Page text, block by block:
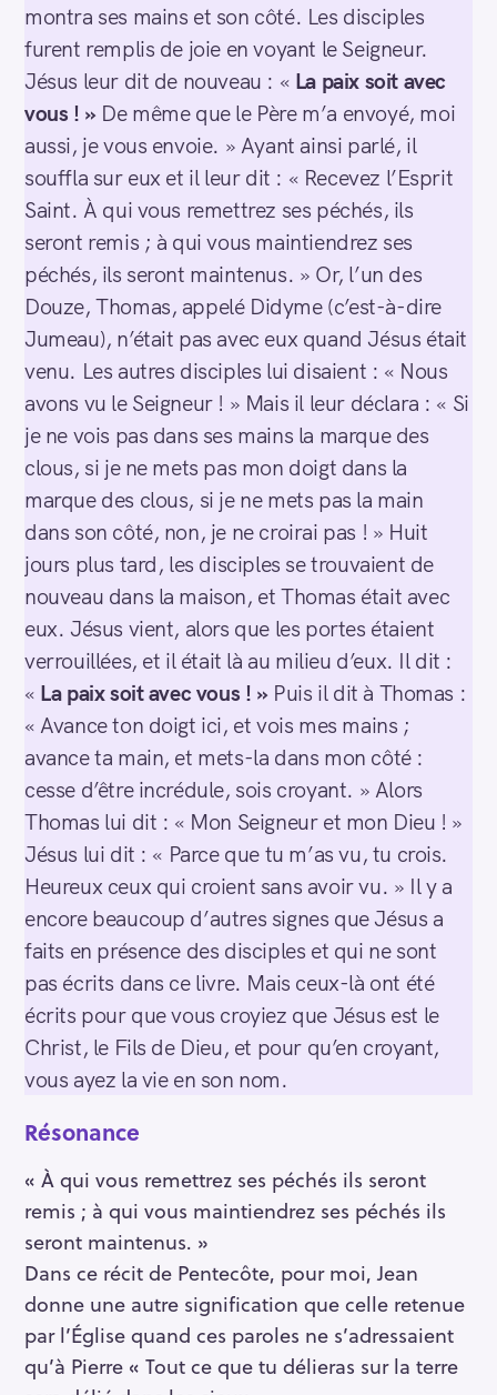
montra ses mains et son côté. Les disciples
furent remplis de joie en voyant le Seigneur.
Jésus leur dit de nouveau : « La paix soit avec
vous ! »De même que le Père m’a envoyé, moi
aussi, je vous envoie. » Ayant ainsi parlé, il
souffla sur eux et il leur dit : « Recevez l’Esprit
Saint. À qui vous remettrez ses péchés, ils
seront remis ; à qui vous maintiendrez ses
péchés, ils seront maintenus. » Or, l’un des
Douze, Thomas, appelé Didyme (c’est-à-dire
Jumeau), n’était pas avec eux quand Jésus était
venu. Les autres disciples lui disaient : « Nous
avons vu le Seigneur ! » Mais il leur déclara : « Si
je ne vois pas dans ses mains la marque des
clous, si je ne mets pas mon doigt dans la
marque des clous, si je ne mets pas la main
dans son côté, non, je ne croirai pas ! » Huit
jours plus tard, les disciples se trouvaient de
nouveau dans la maison, et Thomas était avec
eux. Jésus vient, alors que les portes étaient
verrouillées, et il était là au milieu d’eux. Il dit :
« La paix soit avec vous ! »Puis il dit à Thomas :
« Avance ton doigt ici, et vois mes mains ;
avance ta main, et mets-la dans mon côté :
cesse d’être incrédule, sois croyant. » Alors
Thomas lui dit : « Mon Seigneur et mon Dieu ! »
Jésus lui dit : « Parce que tu m’as vu, tu crois.
Heureux ceux qui croient sans avoir vu. » Il y a
encore beaucoup d’autres signes que Jésus a
faits en présence des disciples et qui ne sont
pas écrits dans ce livre. Mais ceux-là ont été
écrits pour que vous croyiez que Jésus est le
Christ, le Fils de Dieu, et pour qu’en croyant,
vous ayez la vie en son nom.
Résonance
« À qui vous remettrez ses péchés ils seront
remis ; à qui vous maintiendrez ses péchés ils
seront maintenus. »
Dans ce récit de Pentecôte, pour moi, Jean
donne une autre signification que celle retenue
par l’Église quand ces paroles ne s’adressaient
qu’à Pierre « Tout ce que tu délieras sur la terre